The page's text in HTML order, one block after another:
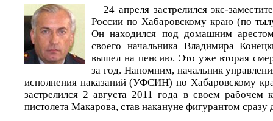
24 апреля застрелился экс-
России по Хабаровскому краю (по
Он находился под домашним
своего начальника Владимира
вышел на пенсию. Это уже вторая
за год. Напомним, начальник
исполнения наказаний (УФСИН) по Хабаровскому
застрелился 2 августа 2011 года в своем рабочем
пистолета Макарова, став накануне фигурантом сразу